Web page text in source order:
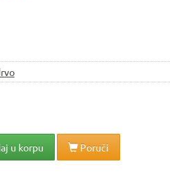
u korpu Poruči